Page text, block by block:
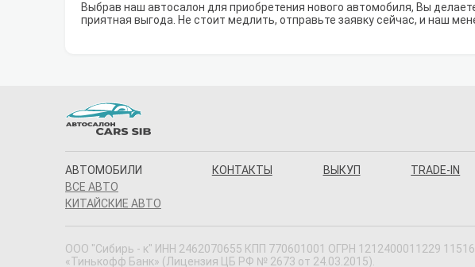
Выбрав наш автосалон для приобретения нового автомобиля, Вы
приятная выгода. Не стоит медлить, отправьте заявку сейчас, и наш
АВТОМОБИЛИ
ВСЕ АВТО
КИТАЙСКИЕ АВТО
КОНТАКТЫ ВЫКУП TRADE-IN
ООО "Сибирь - к" ИНН 2462070655 КПП 770601001 ОГРН 1212400011229
«Тинькофф Банк» (Лицензия ЦБ РФ № 2673 от 24.03.2015).